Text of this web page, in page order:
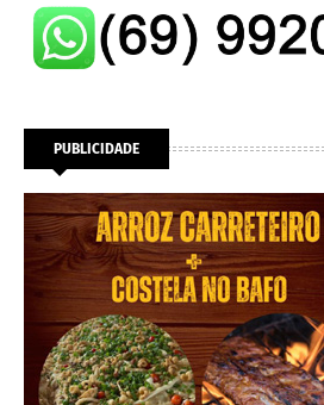
PUBLICIDADE